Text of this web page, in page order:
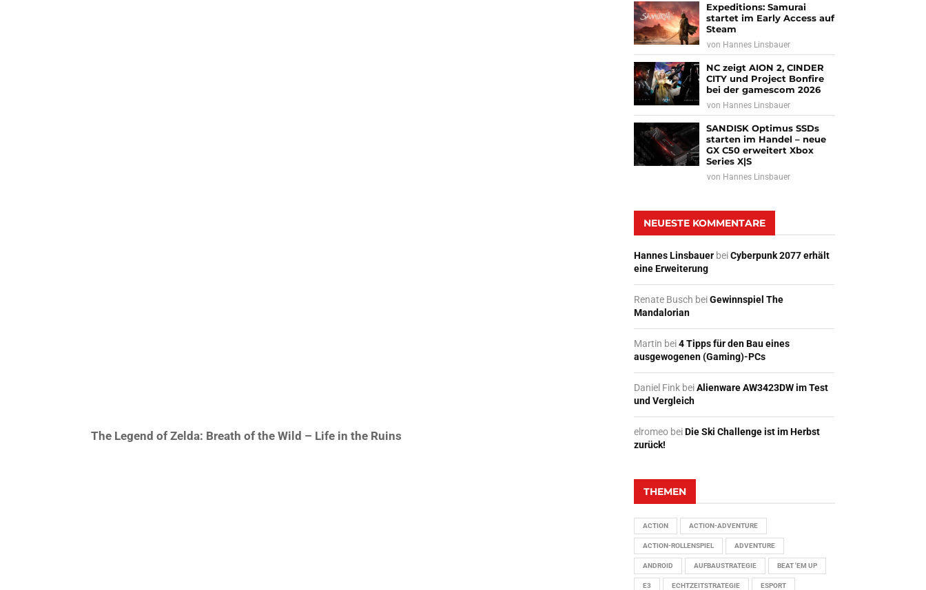
The Legend of Zelda: Breath of the Wild – Life in the Ruins
Expeditions: Samurai
startet im Early Access auf
Steam
von Hannes Linsbauer
NC zeigt AION 2, CINDER
CITY und Project Bonfire
bei der gamescom 2026
von Hannes Linsbauer
SANDISK Optimus SSDs
starten im Handel – neue
GX C50 erweitert Xbox
Series X|S
von Hannes Linsbauer
NEUESTE KOMMENTARE
Hannes Linsbauer beiCyberpunk 2077 erhält
eine Erweiterung
Renate Busch beiGewinnspiel The
Mandalorian
Martin bei4 Tipps für den Bau eines
ausgewogenen (Gaming)-PCs
Daniel Fink beiAlienware AW3423DW im Test
und Vergleich
elromeo beiDie Ski Challenge ist im Herbst
zurück!
THEMEN
ACTION ACTION-ADVENTURE
ACTION-ROLLENSPIEL ADVENTURE
ANDROID AUFBAUSTRATEGIE BEAT 'EM UP
E3 ECHTZEITSTRATEGIE ESPORT